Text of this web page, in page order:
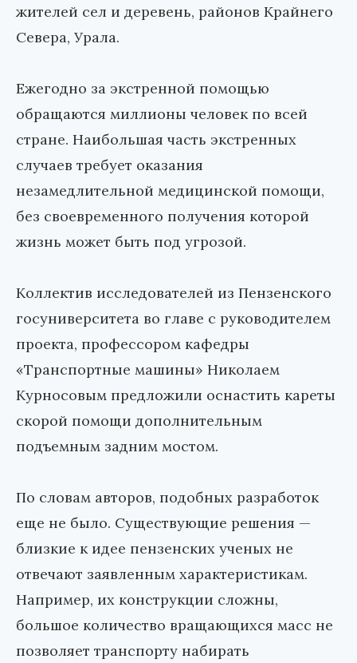
жителей сел и деревень, районов Крайнего
Севера, Урала.
Ежегодно за экстренной помощью
обращаются миллионы человек по всей
стране. Наибольшая часть экстренных
случаев требует оказания
незамедлительной медицинской помощи,
без своевременного получения которой
жизнь может быть под угрозой.
Коллектив исследователей из Пензенского
госуниверситета во главе с руководителем
проекта, профессором кафедры
«Транспортные машины» Николаем
Курносовым предложили оснастить кареты
скорой помощи дополнительным
подъемным задним мостом.
По словам авторов, подобных разработок
еще не было. Существующие решения —
близкие к идее пензенских ученых не
отвечают заявленным характеристикам.
Например, их конструкции сложны,
большое количество вращающихся масс не
позволяет транспорту набирать